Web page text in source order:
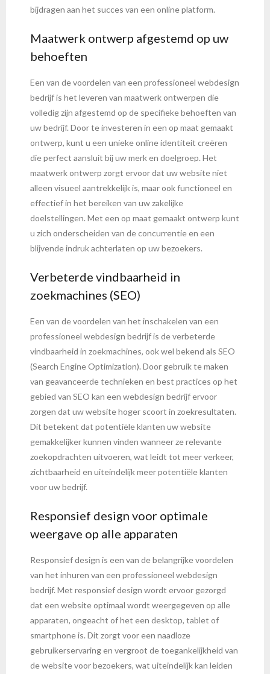
bijdragen aan het succes van een online platform.
Maatwerk ontwerp afgestemd op uw
behoeften
Een van de voordelen van een professioneel webdesign
bedrijf is het leveren van maatwerk ontwerpen die
volledig zijn afgestemd op de specifieke behoeften van
uw bedrijf. Door te investeren in een op maat gemaakt
ontwerp, kunt u een unieke online identiteit creëren
die perfect aansluit bij uw merk en doelgroep. Het
maatwerk ontwerp zorgt ervoor dat uw website niet
alleen visueel aantrekkelijk is, maar ook functioneel en
effectief in het bereiken van uw zakelijke
doelstellingen. Met een op maat gemaakt ontwerp kunt
u zich onderscheiden van de concurrentie en een
blijvende indruk achterlaten op uw bezoekers.
Verbeterde vindbaarheid in
zoekmachines (SEO)
Een van de voordelen van het inschakelen van een
professioneel webdesign bedrijf is de verbeterde
vindbaarheid in zoekmachines, ook wel bekend als SEO
(Search Engine Optimization). Door gebruik te maken
van geavanceerde technieken en best practices op het
gebied van SEO kan een webdesign bedrijf ervoor
zorgen dat uw website hoger scoort in zoekresultaten.
Dit betekent dat potentiële klanten uw website
gemakkelijker kunnen vinden wanneer ze relevante
zoekopdrachten uitvoeren, wat leidt tot meer verkeer,
zichtbaarheid en uiteindelijk meer potentiële klanten
voor uw bedrijf.
Responsief design voor optimale
weergave op alle apparaten
Responsief design is een van de belangrijke voordelen
van het inhuren van een professioneel webdesign
bedrijf. Met responsief design wordt ervoor gezorgd
dat een website optimaal wordt weergegeven op alle
apparaten, ongeacht of het een desktop, tablet of
smartphone is. Dit zorgt voor een naadloze
gebruikerservaring en vergroot de toegankelijkheid van
de website voor bezoekers, wat uiteindelijk kan leiden